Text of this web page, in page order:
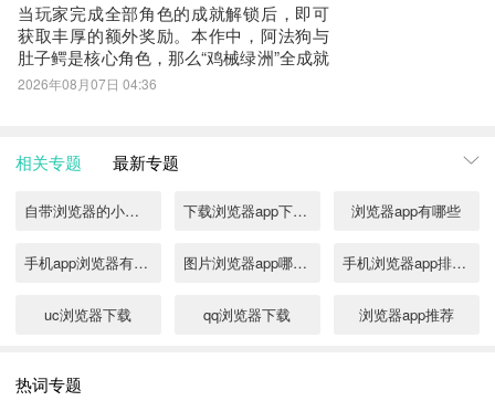
当玩家完成全部角色的成就解锁后，即可
获取丰厚的额外奖励。本作中，阿法狗与
肚子鳄是核心角色，那么“鸡械绿洲”全成就
达成路径究竟如何规划？本文将系统梳理
鸡械单位的亡语效果，并与黄金龙雕像协
2026年08月07日 04:36
相关专题 最新专题
自带浏览器的小说阅读软件有哪些 下载浏览器app下载安装渠道分享 浏览器app有哪些
手机app浏览器有哪些 图片浏览器app哪个好 手机浏览器app排行2022
uc浏览器下载 qq浏览器下载 浏览器app推荐
热词专题